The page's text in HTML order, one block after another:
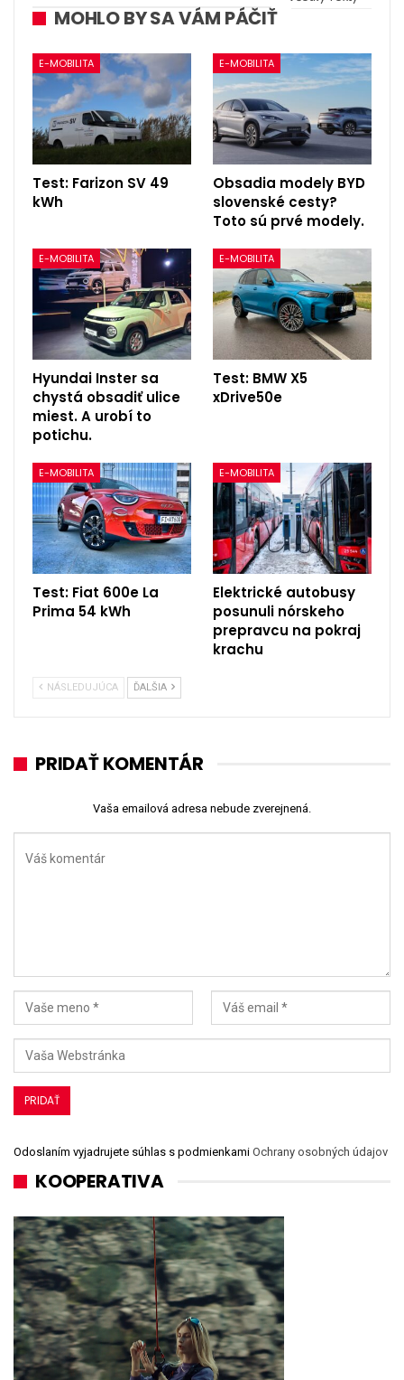
MOHLO BY SA VÁM PÁČIŤ
E-MOBILITA
Test: Farizon SV 49
kWh
E-MOBILITA
Obsadia modely BYD
slovenské cesty?
Toto sú prvé modely.
E-MOBILITA
Hyundai Inster sa
chystá obsadiť ulice
miest. A urobí to
potichu.
E-MOBILITA
Test: BMW X5
xDrive50e
E-MOBILITA
Test: Fiat 600e La
Prima 54 kWh
E-MOBILITA
Elektrické autobusy
posunuli nórskeho
prepravcu na pokraj
krachu
NÁSLEDUJÚCA ĎALŠIA
PRIDAŤ KOMENTÁR
Vaša emailová adresa nebude zverejnená.
Odoslaním vyjadrujete súhlas s podmienkami Ochrany osobných údajov
KOOPERATIVA